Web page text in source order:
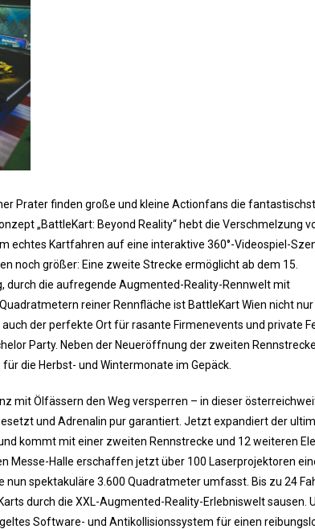
Prater finden große und kleine Actionfans die
„BattleKart: Beyond Reality“ hebt die Verschmelzung
echtes Kartfahren auf eine interaktive 360°-Videospiel-
noch größer: Eine zweite Strecke ermöglicht ab dem 15.
durch die aufregende Augmented-Reality-Rennwelt mit
reiner Rennfläche ist BattleKart Wien nicht nur
der perfekte Ort für rasante Firmenevents und private
Party. Neben der Neueröffnung der zweiten
die Herbst- und Wintermonate im Gepäck.
mit Ölfässern den Weg versperren – in dieser
und Adrenalin pur garantiert. Jetzt expandiert der
kommt mit einer zweiten Rennstrecke und 12 weiteren
Messe-Halle erschaffen jetzt über 100 Laserprojektoren
spektakuläre 3.600 Quadratmeter umfasst. Bis zu 24
durch die XXL-Augmented-Reality-Erlebniswelt sausen.
Software- und Antikollisionssystem für einen